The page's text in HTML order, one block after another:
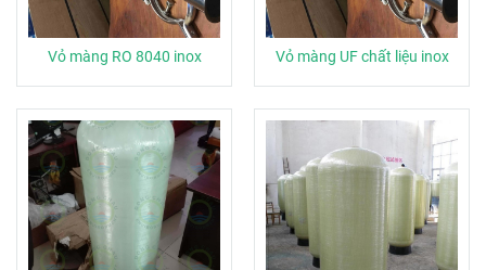
Vỏ màng RO 8040 inox Vỏ màng UF chất liệu inox